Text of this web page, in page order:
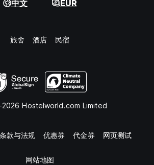
中文 EUR
旅舍 酒店 民宿
Hostelworld.com Limited
条款与法规 优惠券 代金券 网页测试
网站地图